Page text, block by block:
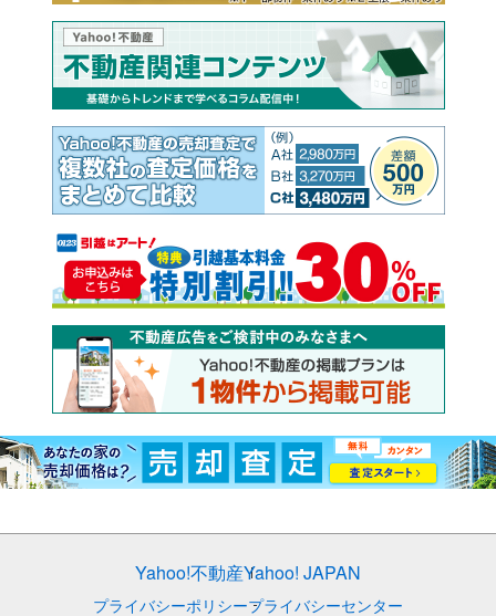
Yahoo!不動産Yahoo! JAPAN
プライバシーポリシープライバシーセンター